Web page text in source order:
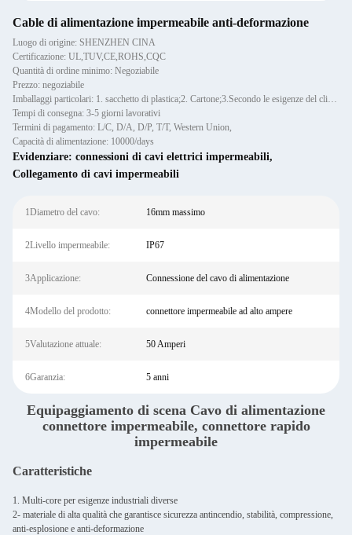
Cable di alimentazione impermeabile anti-deformazione
Luogo di origine: SHENZHEN CINA
Certificazione: UL,TUV,CE,ROHS,CQC
Quantità di ordine minimo: Negoziabile
Prezzo: negoziabile
Imballaggi particolari: 1. sacchetto di plastica;2. Cartone;3.Secondo le esigenze del cliente
Tempi di consegna: 3-5 giorni lavorativi
Termini di pagamento: L/C, D/A, D/P, T/T, Western Union,
Capacità di alimentazione: 10000/days
Evidenziare: connessioni di cavi elettrici impermeabili,
Collegamento di cavi impermeabili
1Diametro del cavo: 16mm massimo
2Livello impermeabile: IP67
3Applicazione: Connessione del cavo di alimentazione
4Modello del prodotto: connettore impermeabile ad alto ampere
5Valutazione attuale: 50 Amperi
6Garanzia: 5 anni
Equipaggiamento di scena Cavo di alimentazione
connettore impermeabile, connettore rapido
impermeabile
Caratteristiche
1. Multi-core per esigenze industriali diverse
2- materiale di alta qualità che garantisce sicurezza antincendio, stabilità, compressione,
anti-esplosione e anti-deformazione